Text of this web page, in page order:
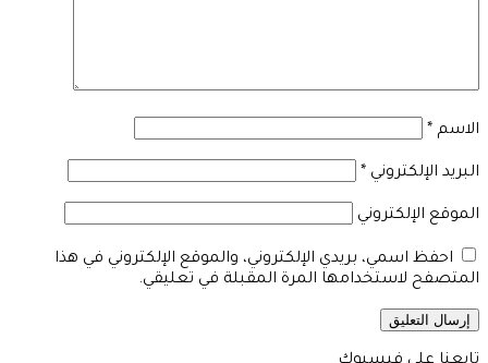
الاسم *
البريد الإلكتروني *
الموقع الإلكتروني
احفظ اسمي، بريدي الإلكتروني، والموقع الإلكتروني في هذا
المتصفح لاستخدامها المرة المقبلة في تعليقي.